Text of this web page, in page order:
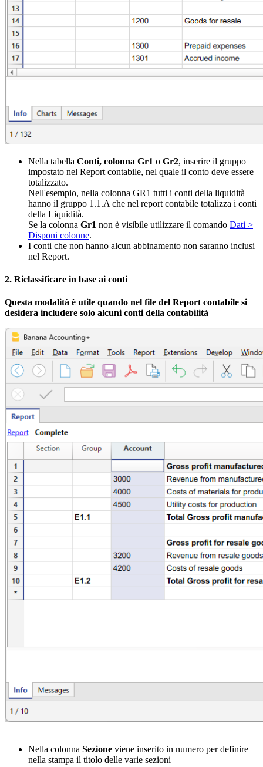
Nella tabella Conti, colonna Gr1 o Gr2, inserire il gruppo
impostato nel Report contabile, nel quale il conto deve essere
totalizzato.
Nell'esempio, nella colonna GR1 tutti i conti della liquidità
hanno il gruppo 1.1.A che nel report contabile totalizza i conti
della Liquidità.
Se la colonna Gr1 non è visibile utilizzare il comando Dati >
Disponi colonne.
I conti che non hanno alcun abbinamento non saranno inclusi
nel Report.
2. Riclassificare in base ai conti
Questa modalità è utile quando nel file del Report contabile si
desidera includere solo alcuni conti della contabilità
Nella colonna Sezione viene inserito in numero per definire
nella stampa il titolo delle varie sezioni